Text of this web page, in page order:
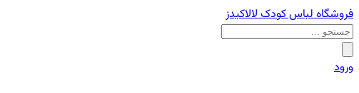
فروشگاه لباس کودک لالاکیدز
ورود